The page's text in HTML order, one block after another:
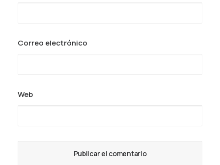
Correo electrónico
Web